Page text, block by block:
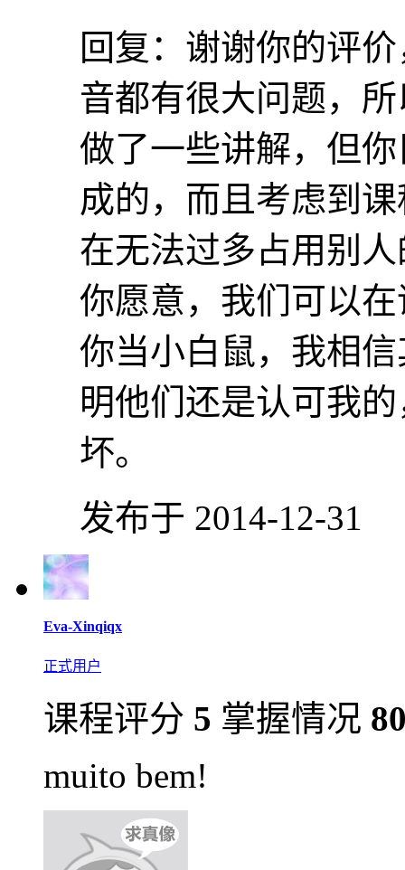
回复： 谢谢你的评
音都有很大问题，
做了一些讲解，但
成的，而且考虑到
在无法过多占用别
你愿意，我们可以
你当小白鼠，我相
明他们还是认可我
坏。
发布于 2014-12-31
Eva-Xinqiqx
正式用户
课程评分 5 掌握情况
muito bem!